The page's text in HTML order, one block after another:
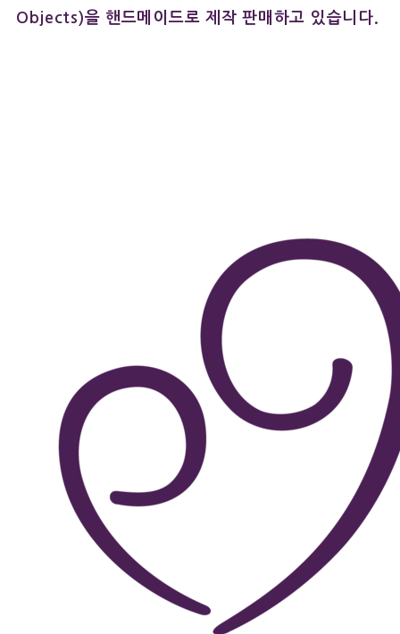
Objects)을 핸드메이드로 제작 판매하고 있습니다.